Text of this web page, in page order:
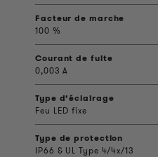
Facteur de marche
100 %
Courant de fuite
0,003 A
Type d’éclairage
Feu LED fixe
Type de protection
IP66 & UL Type 4/4x/13